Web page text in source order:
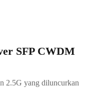
SFP CWDM
2.5G yang diluncurkan